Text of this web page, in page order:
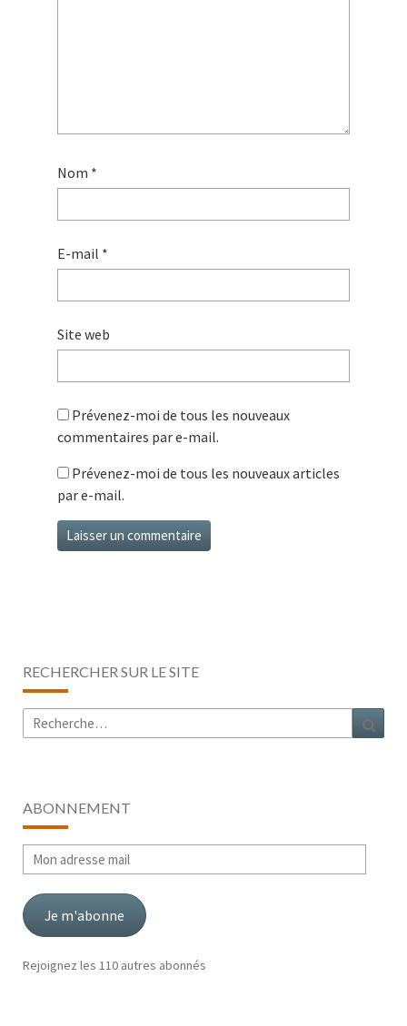
Nom *
E-mail *
Site web
Prévenez-moi de tous les nouveaux
commentaires par e-mail.
Prévenez-moi de tous les nouveaux articles
par e-mail.
RECHERCHER SUR LE SITE
Rechercher :
ABONNEMENT
Mon
adresse
mail
Je m'abonne
Rejoignez les 110 autres abonnés